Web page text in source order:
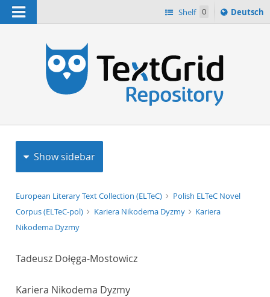
Navigation Shelf 0
Sprache
ï¿½ndern
Deutsch
Show sidebar
European Literary Text Collection (ELTeC)
Polish ELTeC Novel
Corpus (ELTeC-pol)
Kariera Nikodema Dyzmy
Kariera
Nikodema Dyzmy
Tadeusz Dołęga-Mostowicz
Kariera Nikodema Dyzmy